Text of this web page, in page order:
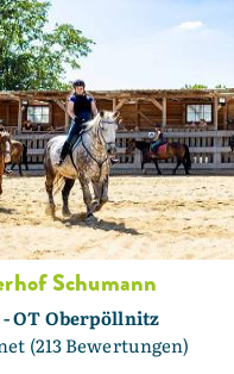
Schumann
OT Oberpöllnitz
(213 Bewertungen)